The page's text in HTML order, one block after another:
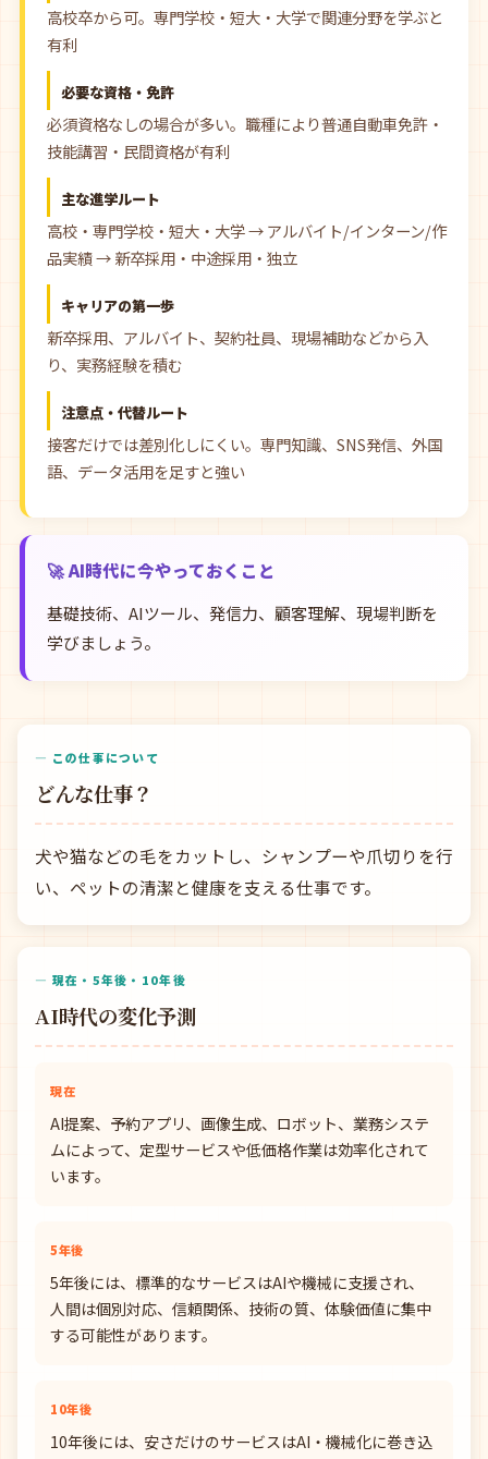
高校卒から可。専門学校・短大・大学で関連分野を学ぶと
有利
必要な資格・免許
必須資格なしの場合が多い。職種により普通自動車免許・
技能講習・民間資格が有利
主な進学ルート
高校・専門学校・短大・大学 → アルバイト/インターン/作
品実績 → 新卒採用・中途採用・独立
キャリアの第一歩
新卒採用、アルバイト、契約社員、現場補助などから入
り、実務経験を積む
注意点・代替ルート
接客だけでは差別化しにくい。専門知識、SNS発信、外国
語、データ活用を足すと強い
🚀 AI時代に今やっておくこと
基礎技術、AIツール、発信力、顧客理解、現場判断を
学びましょう。
— この仕事について
どんな仕事？
犬や猫などの毛をカットし、シャンプーや爪切りを行
い、ペットの清潔と健康を支える仕事です。
— 現在・5年後・10年後
AI時代の変化予測
現在
AI提案、予約アプリ、画像生成、ロボット、業務システ
ムによって、定型サービスや低価格作業は効率化されて
います。
5年後
5年後には、標準的なサービスはAIや機械に支援され、
人間は個別対応、信頼関係、技術の質、体験価値に集中
する可能性があります。
10年後
10年後には、安さだけのサービスはAI・機械化に巻き込